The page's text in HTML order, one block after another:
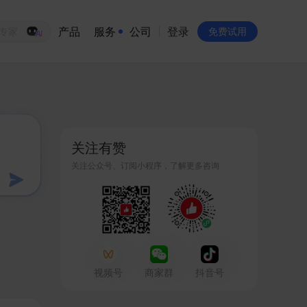
生意专家
产品 服务 公司
品牌物料下载
有赞公益
登录 免费试用
关注有赞
关注公众号、订阅小程序，了解更多咨询
视频号 商家群 抖音号